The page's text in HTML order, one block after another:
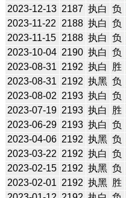
2023-12-13 2187 执白 负
2023-11-22
2188 执白 负
2023-11-15 2188 执白 负
2023-10-04 2190 执白 负
2023-08-31 2192 执白 胜
2023-08-31 2192 执黑 负
2023-08-02 2193 执白 负
2023-07-19 2193 执白 胜
2023-06-29 2193 执白 负
2023-04-06 2192 执黑 负
2023-03-22 2192 执白 负
2023-02-15 2192 执黑 负
2023-02-01 2192 执黑 胜